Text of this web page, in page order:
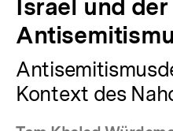
Israel und der
Kontext des